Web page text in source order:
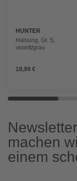
HUNTER
Halsung, Gr. S,
violett/grau
18,99 €
machen
einem